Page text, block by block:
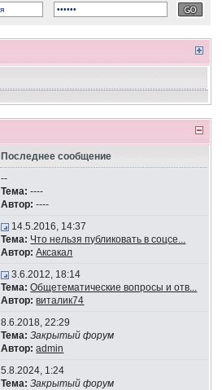
Последнее сообщение
--
Тема: ----
Автор: ----
14.5.2016, 14:37
Тема: Что нельзя публиковать в соцсе...
Автор: Аксакал
3.6.2012, 18:14
Тема: Общетематические вопросы и отв...
Автор: виталик74
8.6.2018, 22:29
Тема: Закрытый форум
Автор: admin
5.8.2024, 1:24
Тема: Закрытый форум